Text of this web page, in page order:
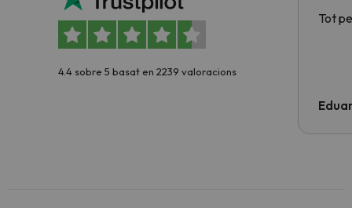
4.4 sobre 5 basat en 2239 valoracions
Tot